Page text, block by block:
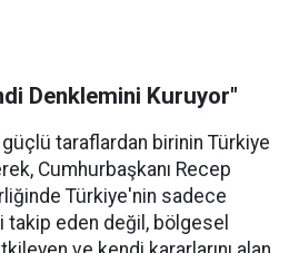
Denklemini Kuruyor"
taraflardan birinin Türkiye
Cumhurbaşkanı Recep
Türkiye'nin sadece
eden değil, bölgesel